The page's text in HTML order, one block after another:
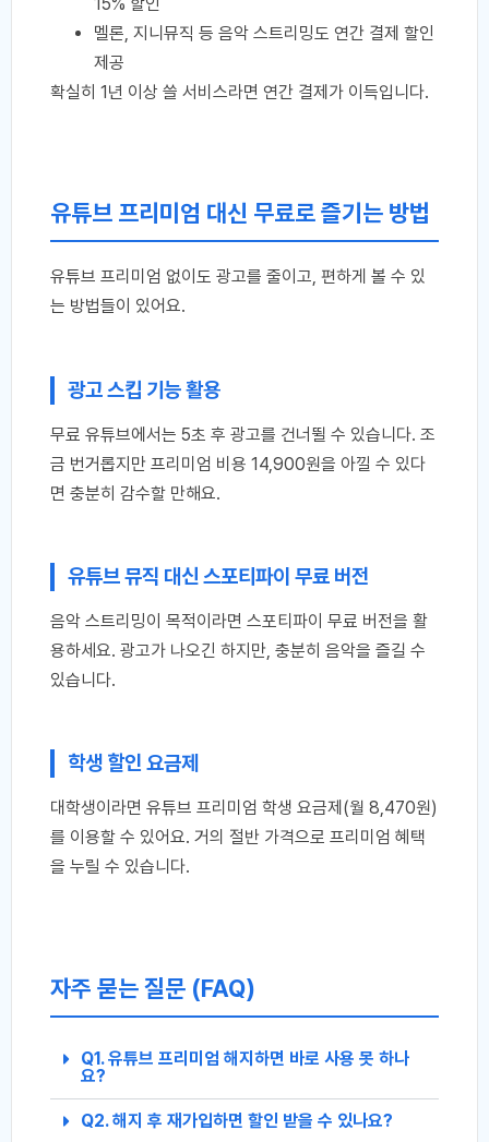
멜론, 지니뮤직 등 음악 스트리밍도 연간 결제 할인
제공
확실히 1년 이상 쓸 서비스라면 연간 결제가 이득입니다.
유튜브 프리미엄 대신 무료로 즐기는 방법
유튜브 프리미엄 없이도 광고를 줄이고, 편하게 볼 수 있
는 방법들이 있어요.
광고 스킵 기능 활용
무료 유튜브에서는 5초 후 광고를 건너뛸 수 있습니다. 조
금 번거롭지만 프리미엄 비용 14,900원을 아낄 수 있다
면 충분히 감수할 만해요.
유튜브 뮤직 대신 스포티파이 무료 버전
음악 스트리밍이 목적이라면 스포티파이 무료 버전을 활
용하세요. 광고가 나오긴 하지만, 충분히 음악을 즐길 수
있습니다.
학생 할인 요금제
대학생이라면 유튜브 프리미엄 학생 요금제(월 8,470원)
를 이용할 수 있어요. 거의 절반 가격으로 프리미엄 혜택
을 누릴 수 있습니다.
자주 묻는 질문 (FAQ)
Q1. 유튜브 프리미엄 해지하면 바로 사용 못 하나
요?
Q2. 해지 후 재가입하면 할인 받을 수 있나요?